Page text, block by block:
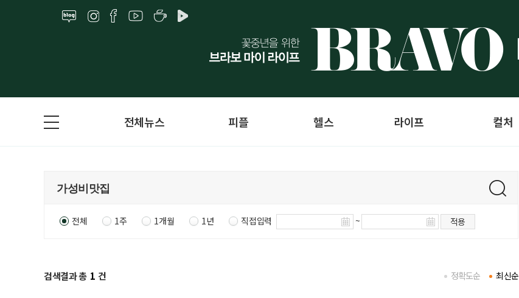
전체뉴스 피플 헬스 라이프 컬처
전체 1주 1개월 1년 직접입력 ~ 적용
검색결과 총 1 건 최신순
정확도순